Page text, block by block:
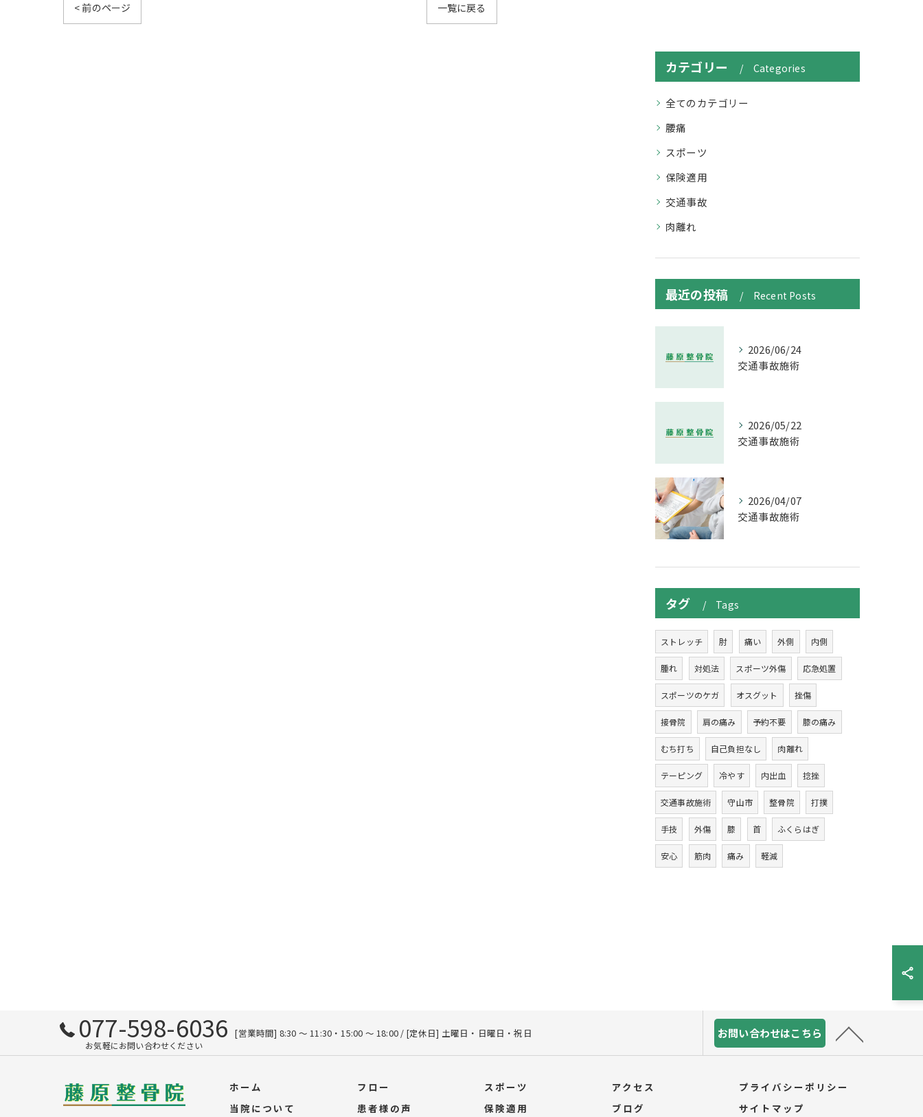
< 前のページ 一覧に戻る
カテゴリー Categories
全てのカテゴリー
腰痛
スポーツ
保険適用
交通事故
肉離れ
最近の投稿 Recent Posts
2026/06/24
交通事故施術
2026/05/22
交通事故施術
2026/04/07
交通事故施術
タグ Tags
ストレッチ 肘 痛い 外側 内側
腫れ 対処法 スポーツ外傷 応急処置
スポーツのケガ オスグット 挫傷
接骨院 肩の痛み 予約不要 膝の痛み
むち打ち 自己負担なし 肉離れ
テーピング 冷やす 内出血 捻挫
交通事故施術 守山市 整骨院 打撲
手技 外傷 膝 首 ふくらはぎ
安心 筋肉 痛み 軽減
077-598-6036
お気軽にお問い合わせください
[営業時間] 8:30 ～ 11:30・15:00 ～ 18:00 / [定休日] 土曜日・日曜日・祝日 お問い合わせはこちら
ホーム
当院について
フロー
患者様の声
スポーツ
保険適用
アクセス
ブログ
プライバシーポリシー
サイトマップ